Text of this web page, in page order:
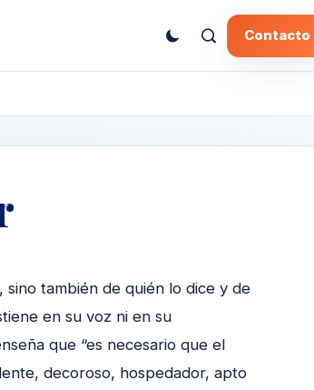
Contacto
también de quién lo dice y de
en su voz ni en su
que “es necesario que el
decoroso, hospedador, apto